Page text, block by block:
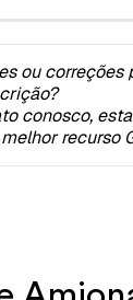
ou
conosco,
recurso